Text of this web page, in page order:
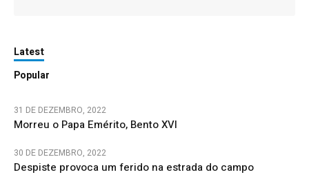
Latest
Popular
31 DE DEZEMBRO, 2022
Morreu o Papa Emérito, Bento XVI
30 DE DEZEMBRO, 2022
Despiste provoca um ferido na estrada do campo